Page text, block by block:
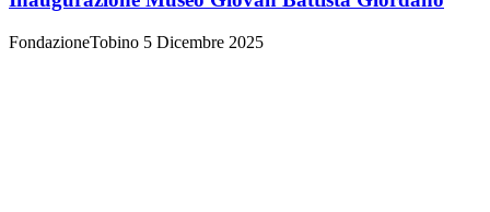
FondazioneTobino 5 Dicembre 2025